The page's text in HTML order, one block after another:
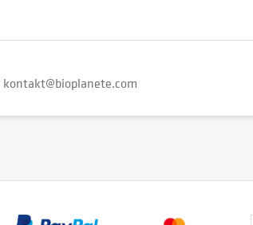
kontakt@bioplanete.com